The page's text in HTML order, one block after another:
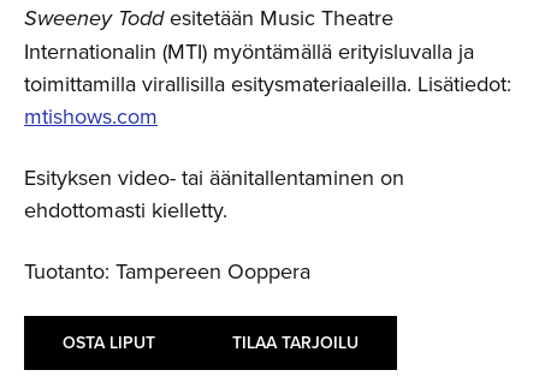
Sweeney Toddesitetään Music Theatre
Internationalin (MTI) myöntämällä erityisluvalla ja
toimittamilla virallisilla esitysmateriaaleilla. Lisätiedot:
mtishows.com
Esityksen video- tai äänitallentaminen on
ehdottomasti kielletty.
Tuotanto: Tampereen Ooppera
OSTA LIPUT TILAA TARJOILU